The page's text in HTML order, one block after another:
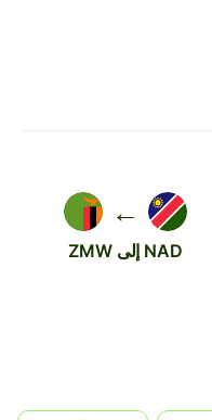
←
NAD إلى ZMW